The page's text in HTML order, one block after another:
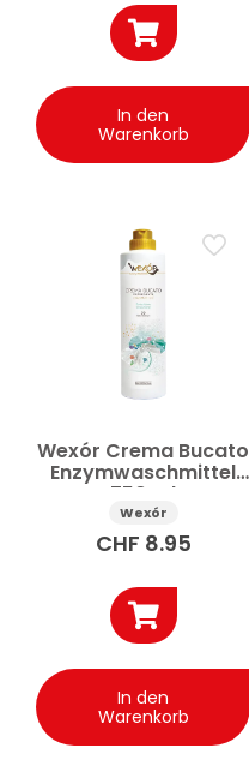
In den
Warenkorb
Wexór Crema Bucato
Enzymwaschmittel
750 ml
Wexór
CHF 8.95
In den
Warenkorb